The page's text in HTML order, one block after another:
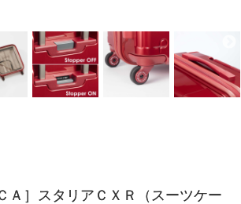
Ａ］スタリアＣＸＲ（スーツケー